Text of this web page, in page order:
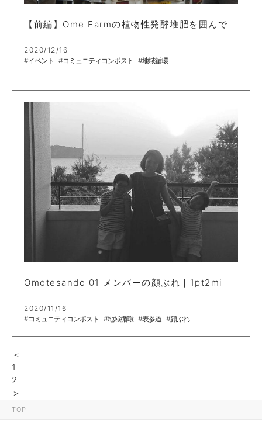
TOP
【前編】Ome Farmの植物性発酵堆肥を囲んで
2020/12/16
#イベント
#コミュニティコンポスト #地域循環
Omotesando 01 メンバーの顔ぶれ｜1pt2mi
2020/11/16
#コミュニティコンポスト
#地域循環 #表参道 #顔ぶれ
＜
1
2
＞